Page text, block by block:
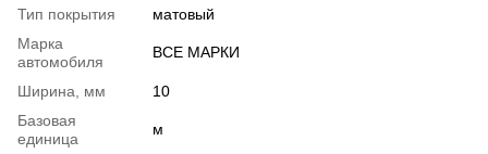
Тип покрытия
матовый
Марка
автомобиля
ВСЕ МАРКИ
Ширина, мм
10
Базовая
единица
м